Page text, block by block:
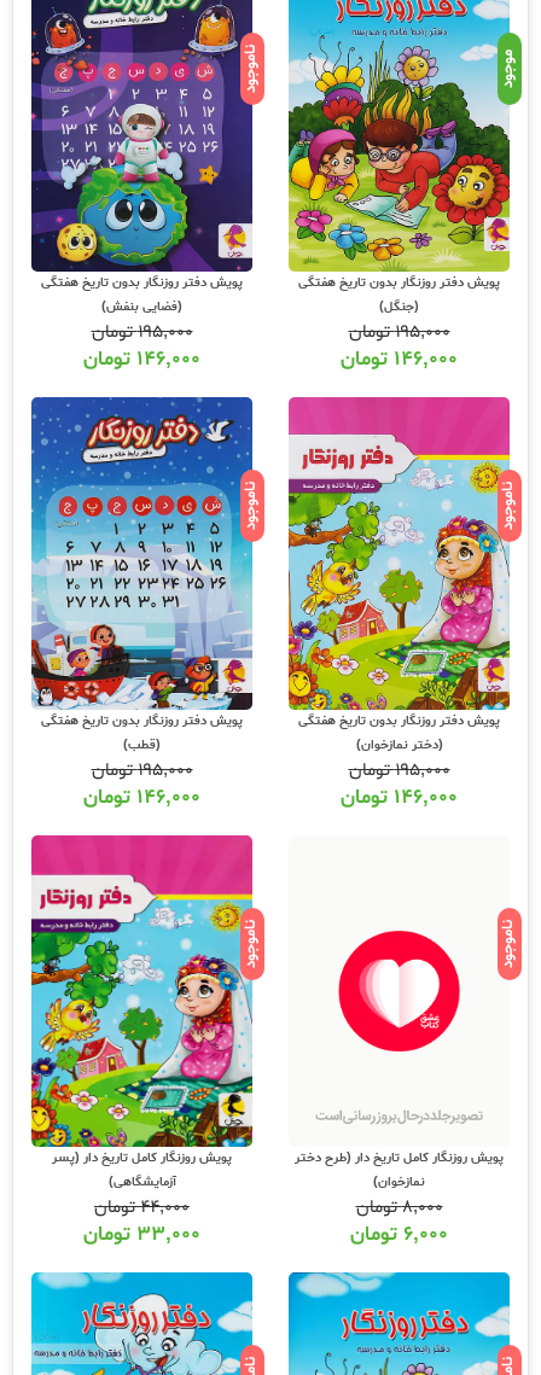
موجود
پویش دفتر روزنگار بدون تاریخ هفتگی
(جنگل)
۱۹۵,۰۰۰تومان
۱۴۶,۰۰۰ تومان
ناموجود
پویش دفتر روزنگار بدون تاریخ هفتگی
(فضایی بنفش)
۱۹۵,۰۰۰تومان
۱۴۶,۰۰۰ تومان
ناموجود
پویش دفتر روزنگار بدون تاریخ هفتگی
(دختر نمازخوان)
۱۹۵,۰۰۰تومان
۱۴۶,۰۰۰ تومان
ناموجود
پویش دفتر روزنگار بدون تاریخ هفتگی
(قطب)
۱۹۵,۰۰۰تومان
۱۴۶,۰۰۰ تومان
ناموجود
پویش روزنگار کامل تاریخ دار (طرح دختر
نمازخوان)
۸,۰۰۰تومان
۶,۰۰۰ تومان
ناموجود
پویش روزنگار کامل تاریخ دار (پسر
آزمایشگاهی)
۴۴,۰۰۰تومان
۳۳,۰۰۰ تومان